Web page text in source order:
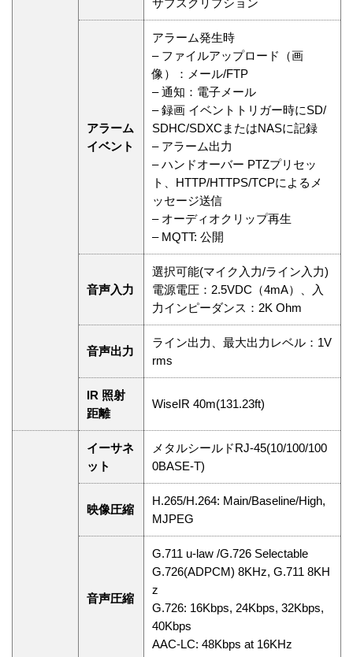
サブスクリプション
アラーム
イベント
アラーム発生時
– ファイルアップロード（画
像）：メール/FTP
– 通知：電子メール
– 録画 イベントトリガー時にSD/
SDHC/SDXCまたはNASに記録
– アラーム出力
– ハンドオーバー PTZプリセッ
ト、HTTP/HTTPS/TCPによるメ
ッセージ送信
– オーディオクリップ再生
– MQTT: 公開
音声入力
選択可能(マイク入力/ライン入力)
電源電圧：2.5VDC（4mA）、入
力インピーダンス：2K Ohm
音声出力
ライン出力、最大出力レベル：1V
rms
IR 照射
距離
WiseIR 40m(131.23ft)
イーサネ
ット
メタルシールドRJ-45(10/100/100
0BASE-T)
映像圧縮
H.265/H.264: Main/Baseline/High,
MJPEG
音声圧縮
G.711 u-law /G.726 Selectable
G.726(ADPCM) 8KHz, G.711 8KH
z
G.726: 16Kbps, 24Kbps, 32Kbps,
40Kbps
AAC-LC: 48Kbps at 16KHz